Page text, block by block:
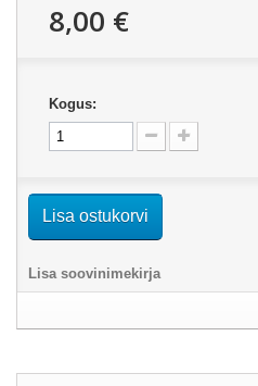
8,00 €
Kogus:
Lisa ostukorvi
Lisa soovinimekirja